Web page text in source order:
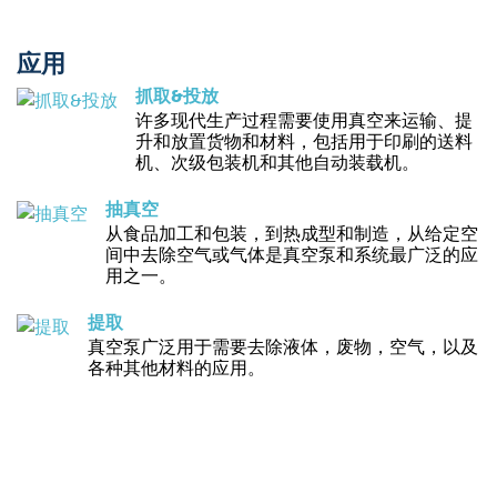
应用
抓取&投放
许多现代生产过程需要使用真空来运输、提
升和放置货物和材料，包括用于印刷的送料
机、次级包装机和其他自动装载机。
抽真空
从食品加工和包装，到热成型和制造，从给定空
间中去除空气或气体是真空泵和系统最广泛的应
用之一。
提取
真空泵广泛用于需要去除液体，废物，空气，以及
各种其他材料的应用。